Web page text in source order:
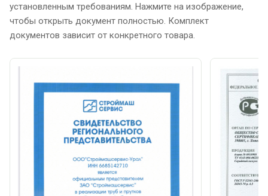
установленным требованиям. Нажмите на изображение,
чтобы открыть документ полностью. Комплект
документов зависит от конкретного товара.